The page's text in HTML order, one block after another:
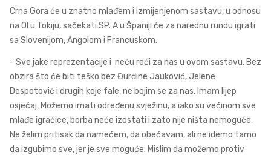
Crna Gora će u znatno mlađem i izmijenjenom sastavu, u odnosu
na OI u Tokiju, sačekati SP. A u Španiji će za narednu rundu igrati
sa Slovenijom, Angolom i Francuskom.
- Sve jake reprezentacije i neću reći za nas u ovom sastavu. Bez
obzira što će biti teško bez Đurđine Jauković, Jelene
Despotović i drugih koje fale, ne bojim se za nas. Imam lijep
osjećaj. Možemo imati određenu svježinu, a iako su većinom sve
mlađe igračice, borba neće izostati i zato nije ništa nemoguće.
Ne želim pritisak da namećem, da obećavam, ali ne idemo tamo
da izgubimo sve, jer je sve moguće. Mislim da možemo protiv